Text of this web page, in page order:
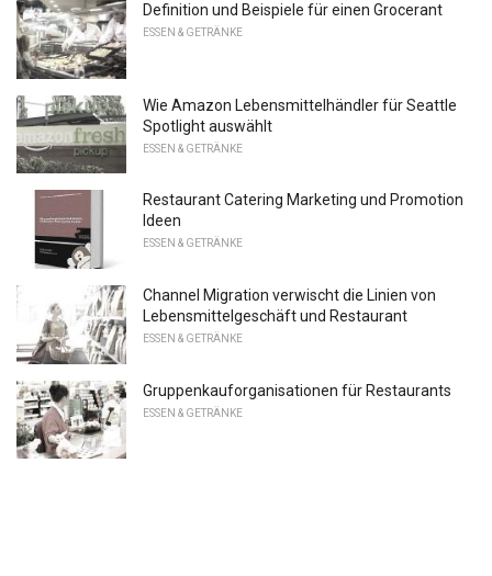
Definition und Beispiele für einen Grocerant
ESSEN & GETRÄNKE
Wie Amazon Lebensmittelhändler für Seattle
Spotlight auswählt
ESSEN & GETRÄNKE
Restaurant Catering Marketing und Promotion
Ideen
ESSEN & GETRÄNKE
Channel Migration verwischt die Linien von
Lebensmittelgeschäft und Restaurant
ESSEN & GETRÄNKE
Gruppenkauforganisationen für Restaurants
ESSEN & GETRÄNKE